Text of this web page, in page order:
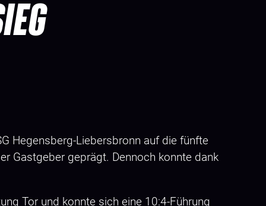
Hegensberg-Liebersbronn auf die fünfte
Gastgeber geprägt. Dennoch konnte dank
Tor und konnte sich eine 10:4-Führung